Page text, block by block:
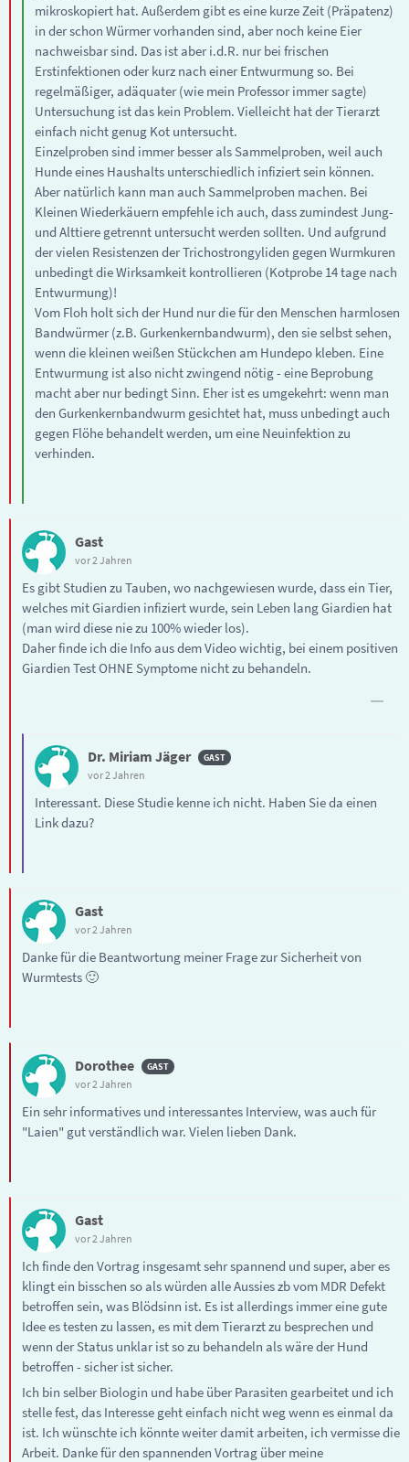
mikroskopiert hat. Außerdem gibt es eine kurze Zeit (Präpatenz)
in der schon Würmer vorhanden sind, aber noch keine Eier
nachweisbar sind. Das ist aber i.d.R. nur bei frischen
Erstinfektionen oder kurz nach einer Entwurmung so. Bei
regelmäßiger, adäquater (wie mein Professor immer sagte)
Untersuchung ist das kein Problem. Vielleicht hat der Tierarzt
einfach nicht genug Kot untersucht.
Einzelproben sind immer besser als Sammelproben, weil auch
Hunde eines Haushalts unterschiedlich infiziert sein können.
Aber natürlich kann man auch Sammelproben machen. Bei
Kleinen Wiederkäuern empfehle ich auch, dass zumindest Jung-
und Alttiere getrennt untersucht werden sollten. Und aufgrund
der vielen Resistenzen der Trichostrongyliden gegen Wurmkuren
unbedingt die Wirksamkeit kontrollieren (Kotprobe 14 tage nach
Entwurmung)!
Vom Floh holt sich der Hund nur die für den Menschen harmlosen
Bandwürmer (z.B. Gurkenkernbandwurm), den sie selbst sehen,
wenn die kleinen weißen Stückchen am Hundepo kleben. Eine
Entwurmung ist also nicht zwingend nötig - eine Beprobung
macht aber nur bedingt Sinn. Eher ist es umgekehrt: wenn man
den Gurkenkernbandwurm gesichtet hat, muss unbedingt auch
gegen Flöhe behandelt werden, um eine Neuinfektion zu
verhinden.
Gast
vor 2 Jahren
Es gibt Studien zu Tauben, wo nachgewiesen wurde, dass ein Tier,
welches mit Giardien infiziert wurde, sein Leben lang Giardien hat
(man wird diese nie zu 100% wieder los).
Daher finde ich die Info aus dem Video wichtig, bei einem positiven
Giardien Test OHNE Symptome nicht zu behandeln.
Dr. Miriam Jäger
vor 2 Jahren
Interessant. Diese Studie kenne ich nicht. Haben Sie da einen
Link dazu?
Gast
vor 2 Jahren
Danke für die Beantwortung meiner Frage zur Sicherheit von
Wurmtests 🙂
Dorothee
vor 2 Jahren
Ein sehr informatives und interessantes Interview, was auch für
"Laien" gut verständlich war. Vielen lieben Dank.
Gast
vor 2 Jahren
Ich finde den Vortrag insgesamt sehr spannend und super, aber es
klingt ein bisschen so als würden alle Aussies zb vom MDR Defekt
betroffen sein, was Blödsinn ist. Es ist allerdings immer eine gute
Idee es testen zu lassen, es mit dem Tierarzt zu besprechen und
wenn der Status unklar ist so zu behandeln als wäre der Hund
betroffen - sicher ist sicher.
Ich bin selber Biologin und habe über Parasiten gearbeitet und ich
stelle fest, das Interesse geht einfach nicht weg wenn es einmal da
ist. Ich wünschte ich könnte weiter damit arbeiten, ich vermisse die
Arbeit. Danke für den spannenden Vortrag über meine